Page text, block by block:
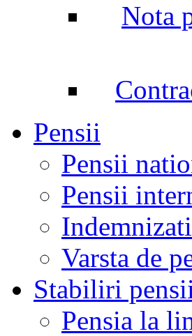
Nota
Pensii
Pensii
Pensii
Varsta de
Stabiliri
Pensia la